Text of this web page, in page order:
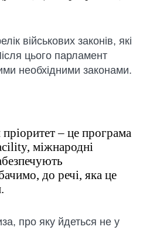
військових законів, які
цього парламент
необхідними законами.
– це програма
міжнародні
до речі, яка це
про яку йдеться не у